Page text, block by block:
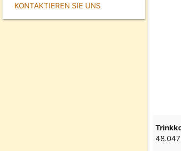
KONTAKTIEREN SIE UNS